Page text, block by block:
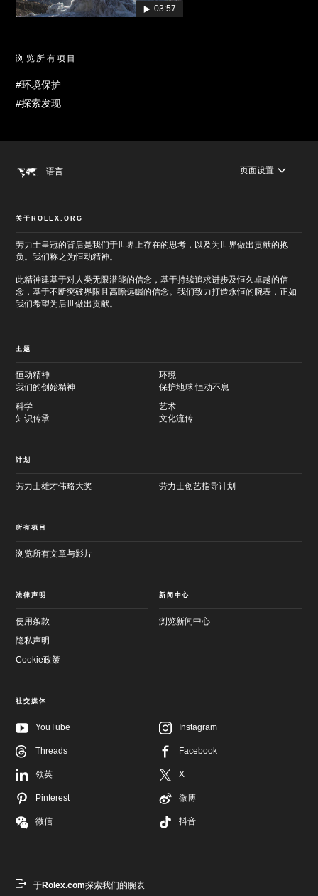
跳
至
主
内
至
尾
03:57
浏览所有项目
#环境保护
#探索发现
语言 页面设置
关于ROLEX.ORG
劳力士皇冠的背后是我们于世界上存在的思考，以及为世界做出贡献的抱
负。我们称之为恒动精神。
此精神建基于对人类无限潜能的信念，基于持续追求进步及恒久卓越的信
念，基于不断突破界限且高瞻远瞩的信念。我们致力打造永恒的腕表，正如
我们希望为后世做出贡献。
主题
恒动精神
我们的创始精神
环境
保护地球 恒动不息
科学
知识传承
艺术
文化流传
计划
劳力士雄才伟略大奖 劳力士创艺指导计划
所有项目
浏览所有文章与影片
法律声明
使用条款
隐私声明
Cookie政策
新闻中心
浏览新闻中心
社交媒体
YouTube Instagram
Threads Facebook
领英 X
Pinterest 微博
微信 抖音
于Rolex.com探索我们的腕表